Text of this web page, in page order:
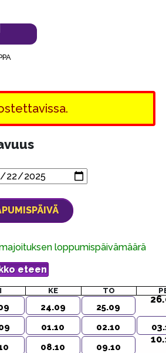
loppumispäivämäärä
KE TO
24.09 25.09
01.10 02.10
08.10 09.10